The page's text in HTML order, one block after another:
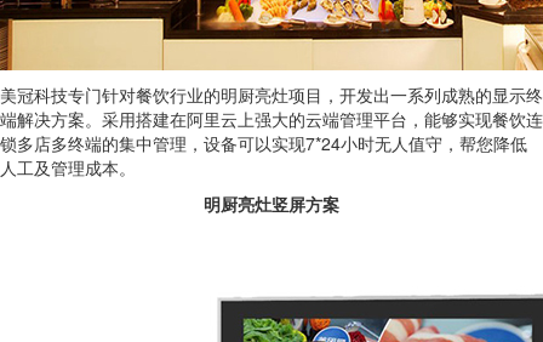
美冠科技专门针对餐饮行业的明厨亮灶项目，开发出一系列成熟的显示终
端解决方案。采用搭建在阿里云上强大的云端管理平台，能够实现餐饮连
锁多店多终端的集中管理，设备可以实现7*24小时无人值守，帮您降低
人工及管理成本。
明厨亮灶竖屏方案